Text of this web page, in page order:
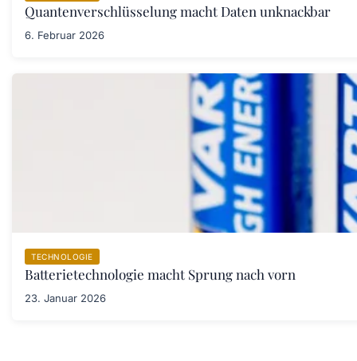
Quantenverschlüsselung macht Daten unknackbar
6. Februar 2026
TECHNOLOGIE
Batterietechnologie macht Sprung nach vorn
23. Januar 2026